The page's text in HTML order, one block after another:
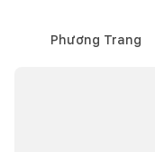
Phương Trang